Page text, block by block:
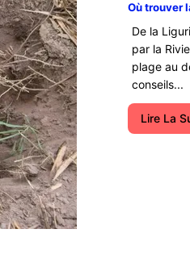
Où trouver
De la
par la
plage au
conseils...
Lire La